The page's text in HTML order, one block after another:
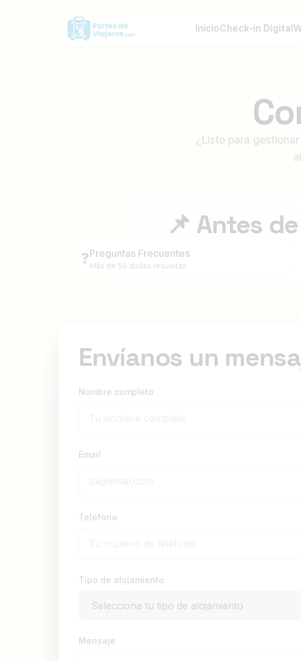
InicioCheck-in Digital
¿Listo para
📌 Antes
❓Preguntas Frecuentes
Más de 50 dudas resueltas
Envíanos un
Nombre completo
Email
Teléfono
Tipo de alojamiento
Mensaje